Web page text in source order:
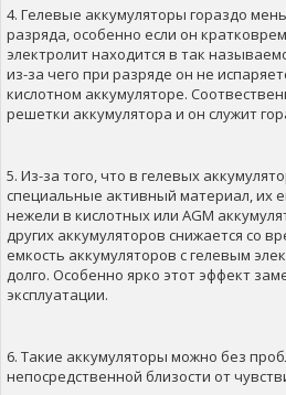
4. Гелевые аккумуляторы гораздо
разряда, особенно если он
электролит находится в так
из-за чего при разряде он не
кислотном аккумуляторе.
решетки аккумулятора и он служит
5. Из-за того, что в гелевых
специальные активный материал, их
нежели в кислотных или AGM
других аккумуляторов снижается со
емкость аккумуляторов с гелевым
долго. Особенно ярко этот эффект
эксплуатации.
6. Такие аккумуляторы можно без
непосредственной близости от